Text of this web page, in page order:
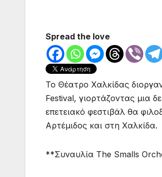
Spread the love
Το Θέατρο Χαλκίδας
Festival, γιορτάζοντας μια
επετειακό φεστιβάλ θα
Αρτέμιδος και στη Χαλκίδα.
**Συναυλία The Smalls